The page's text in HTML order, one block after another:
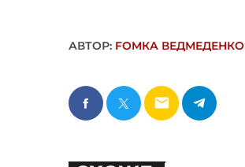
АВТОР: FОMКА ВЕДМЕДЕНКО
email